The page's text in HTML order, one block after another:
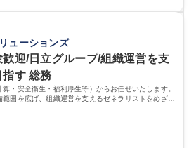
日
できる方、約束を守り正確に作業を進めら
PCスキルや関数知識は一切不要です。丁
、安心してお仕事をスタートしていただけ
ューションズ
歓迎/日立グループ/組織運営を支
す 総務
・安全衛生・福利厚生等）からお任せいたします。
囲を広げ、組織運営を支えるゼネラリストをめざせ